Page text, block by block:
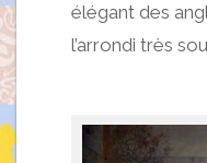
élégant des
l’arrondi très